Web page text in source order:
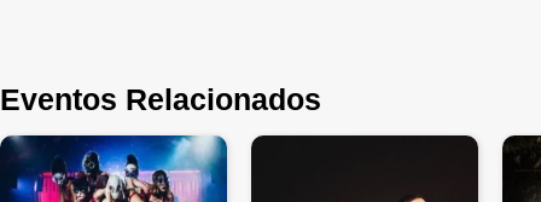
Eventos Relacionados